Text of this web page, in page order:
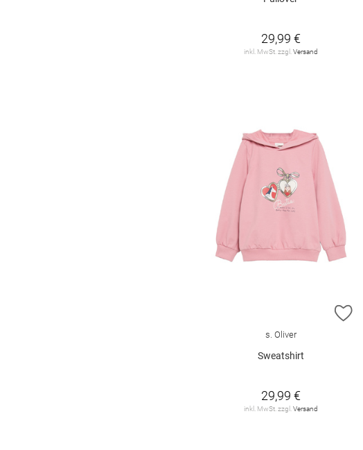
29,99 €
inkl. MwSt. zzgl. Versand
s. Oliver
Sweatshirt
29,99 €
inkl. MwSt. zzgl. Versand